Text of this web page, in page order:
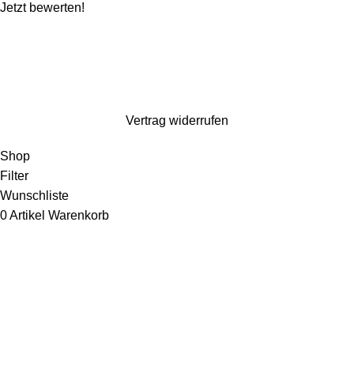
Jetzt bewerten!
Vertrag widerrufen
Shop
Filter
Wunschliste
0Artikel Warenkorb